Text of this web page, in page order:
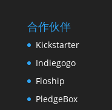
合作伙伴
Kickstarter
Indiegogo
Floship
PledgeBox